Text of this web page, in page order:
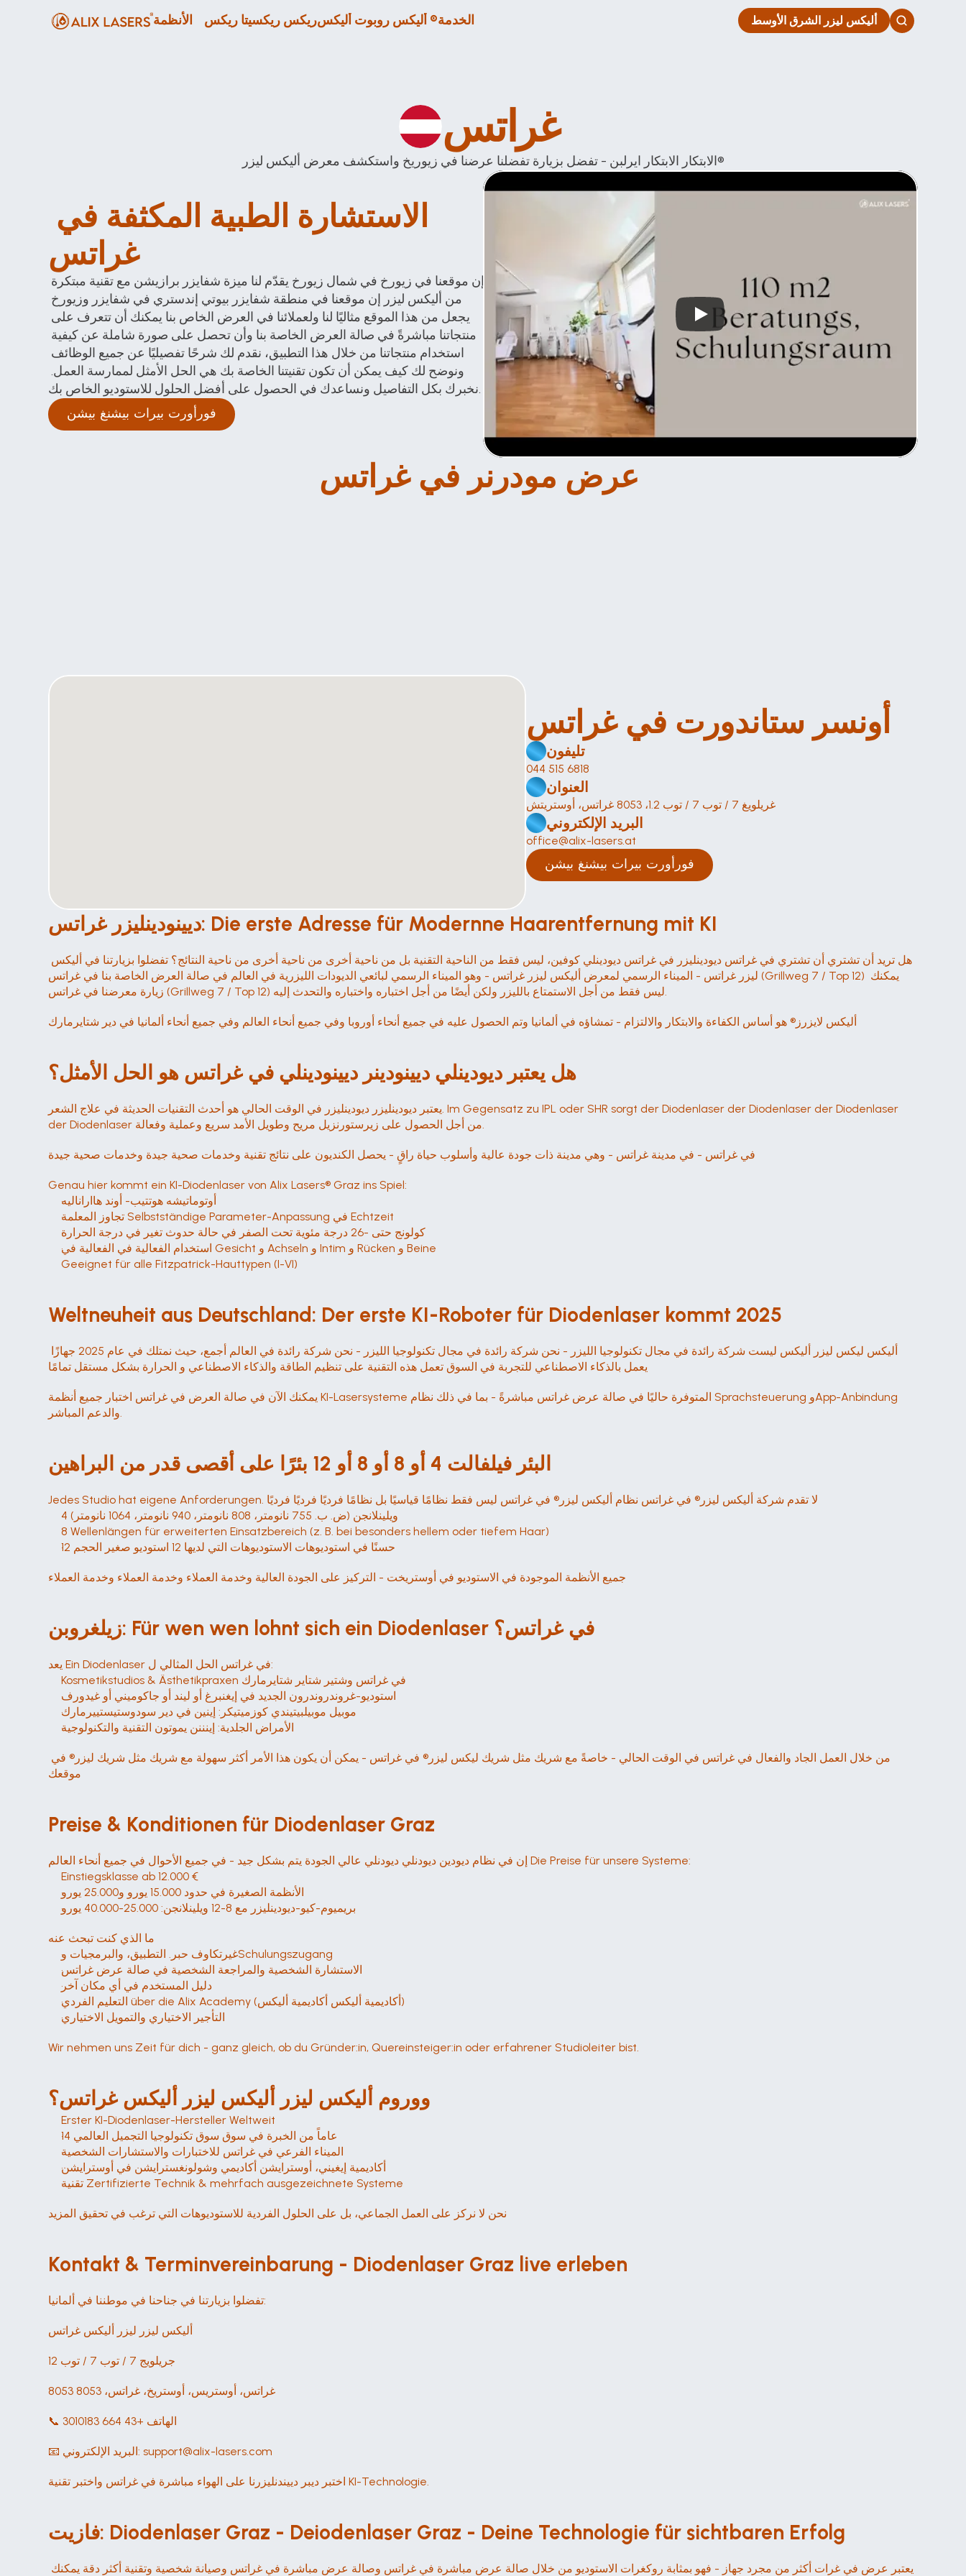
الأنظمة ريكس ريكسيتا ريكس أليكس روبوت أليكس ®الخدمة أليكس ليزر الشرق الأوسط
غراتس
الابتكار الابتكار ايرلبن - تفضل بزيارة تفضلنا عرضنا في زيوريخ واستكشف معرض أليكس ليزر®
غراتس
ونوضح لك كيف يمكن أن تكون تقنيتنا الخاصة بك هي الحل الأمثل لممارسة العمل.
نخبرك بكل التفاصيل ونساعدك في الحصول على أفضل الحلول للاستوديو الخاص بك.
فورأورت بيرات بيشنغ بيشن
تليفون
044 515 6818
العنوان
غريلويغ 7 / توب 7 / توب 1.2، 8053 غراتس، أوستريتش
البريد الإلكتروني
office@alix-lasers.at
فورأورت بيرات بيشنغ بيشن
ديينودينليزر غراتس: Die erste Adresse für Modernne Haarentfernung mit KI
ليزر غراتس - الميناء الرسمي لمعرض أليكس ليزر غراتس - وهو الميناء الرسمي لبائعي الديودات الليزرية في العالم في صالة العرض الخاصة بنا في غراتس (Grillweg 7 / Top 12) يمكنك
زيارة معرضنا في غراتس (Grillweg 7 / Top 12) ليس فقط من أجل الاستمتاع بالليزر ولكن أيضًا من أجل اختباره واختباره والتحدث إليه.
أليكس لايزرز® هو أساس الكفاءة والابتكار والالتزام - تمشاؤه في ألمانيا وتم الحصول عليه في جميع أنحاء أوروبا وفي جميع أنحاء العالم وفي جميع أنحاء ألمانيا في دير شتايرمارك
هل يعتبر ديودينلي ديينودينر ديينودينلي في غراتس هو الحل الأمثل؟
يعتبر ديودينليزر ديودينليزر في الوقت الحالي هو أحدث التقنيات الحديثة في علاج الشعر. Im Gegensatz zu IPL oder SHR sorgt der Diodenlaser der Diodenlaser der Diodenlaser
der Diodenlaser من أجل الحصول على زيرستورنزيل مريح وطويل الأمد سريع وعملية وفعالة.
في غراتس - في مدينة غراتس - وهي مدينة ذات جودة عالية وأسلوب حياة راقٍ - يحصل الكنديون على نتائج تقنية وخدمات صحية جيدة وخدمات صحية جيدة
Genau hier kommt ein KI-Diodenlaser von Alix Lasers® Graz ins Spiel:
أوتوماتيشه هوتتيب- أوند هااراناليه
تجاوز المعلمة Selbstständige Parameter-Anpassung في Echtzeit
كولونج حتى -26 درجة مئوية تحت الصفر في حالة حدوث تغير في درجة الحرارة
استخدام الفعالية في الفعالية في Gesicht و Achseln و Intim و Rücken و Beine
Geeignet für alle Fitzpatrick-Hauttypen (I-VI)
Weltneuheit aus Deutschland: Der erste KI-Roboter für Diodenlaser kommt 2025
يعمل بالذكاء الاصطناعي للتجربة في السوق تعمل هذه التقنية على تنظيم الطاقة والذكاء الاصطناعي و الحرارة بشكل مستقل تمامًا
يمكنك الآن في صالة العرض في غراتس اختبار جميع أنظمة KI-Lasersysteme المتوفرة حاليًا في صالة عرض غراتس مباشرةً - بما في ذلك نظام Sprachsteuerung وApp-Anbindung
والدعم المباشر.
البئر فيلفالت 4 أو 8 أو 8 أو 12 بئرًا على أقصى قدر من البراهين
Jedes Studio hat eigene Anforderungen. لا تقدم شركة أليكس ليزر® في غراتس نظام أليكس ليزر® في غراتس ليس فقط نظامًا قياسيًا بل نظامًا فرديًا فرديًا فرديًا
4 ويلينلانجن (ض. ب. 755 نانومتر، 808 نانومتر، 940 نانومتر، 1064 نانومتر)
8 Wellenlängen für erweiterten Einsatzbereich (z. B. bei besonders hellem oder tiefem Haar)
12 حسنًا في استوديوهات الاستوديوهات التي لديها 12 استوديو صغير الحجم
جميع الأنظمة الموجودة في الاستوديو في أوستريخت - التركيز على الجودة العالية وخدمة العملاء وخدمة العملاء وخدمة العملاء
زيلغروبن: Für wen wen lohnt sich ein Diodenlaser في غراتس؟
يعد Ein Diodenlaser في غراتس الحل المثالي ل:
Kosmetikstudios & Ästhetikpraxen في غراتس وشتير شتاير شتايرمارك
استوديو-غروندروندرون الجديد في إيغنبرغ أو ليند أو جاكوميني أو غيدورف
موبيل موبيلبيتيندي كوزميتيكر: إينين في دير سودوستيستييرمارك
الأمراض الجلدية: إينننن يموتون التقنية والتكنولوجية
موقعك
Preise & Konditionen für Diodenlaser Graz
إن في نظام ديودين ديودنلي ديودنلي عالي الجودة يتم بشكل جيد - في جميع الأحوال في جميع أنحاء العالم Die Preise für unsere Systeme:
Einstiegsklasse ab 12.000 €
الأنظمة الصغيرة في حدود 15.000 يورو و25.000 يورو
بريميوم-كيو-ديودينليزر مع 8-12 ويلينلانجن: 25.000-40.000 يورو
ما الذي كنت تبحث عنه
غيرتكاوف حبر. التطبيق، والبرمجيات وSchulungszugang
الاستشارة الشخصية والمراجعة الشخصية في صالة عرض غراتس
دليل المستخدم في أي مكان آخر
التعليم الفردي über die Alix Academy (أكاديمية أليكس أكاديمية أليكس)
التأجير الاختياري والتمويل الاختياري
Wir nehmen uns Zeit für dich - ganz gleich, ob du Gründer:in, Quereinsteiger:in oder erfahrener Studioleiter bist.
ووروم أليكس ليزر أليكس ليزر أليكس غراتس؟
Erster KI-Diodenlaser-Hersteller Weltweit
14 عاماً من الخبرة في سوق سوق تكنولوجيا التجميل العالمي
الميناء الفرعي في غراتس للاختبارات والاستشارات الشخصية
أكاديمية إيغيني، أوسترايشن أكاديمي وشولونغسترايشن في أوسترايشن
تقنية Zertifizierte Technik & mehrfach ausgezeichnete Systeme
نحن لا نركز على العمل الجماعي، بل على الحلول الفردية للاستوديوهات التي ترغب في تحقيق المزيد
Kontakt & Terminvereinbarung - Diodenlaser Graz live erleben
تفضلوا بزيارتنا في جناحنا في موطننا في ألمانيا:
أليكس ليزر ليزر أليكس غراتس
جريلويج 7 / توب 7 / توب 12
8053 غراتس، أوستريس، أوستريخ، غراتس، 8053
📞 الهاتف +43 664 3010183
📧 البريد الإلكتروني: support@alix-lasers.com
اختبر ديبر دييندنليزرنا على الهواء مباشرة في غراتس واختبر تقنية KI-Technologie.
فازيت: Diodenlaser Graz - Deiodenlaser Graz - Deine Technologie für sichtbaren Erfolg